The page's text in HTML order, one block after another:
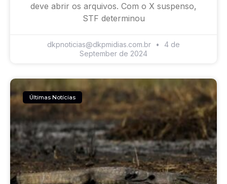
deve abrir os arquivos. Com o X suspenso,
STF determinou
dkpnoticias@dkpmidias.com.br
4 de
September de 2024
Últimas Notícias